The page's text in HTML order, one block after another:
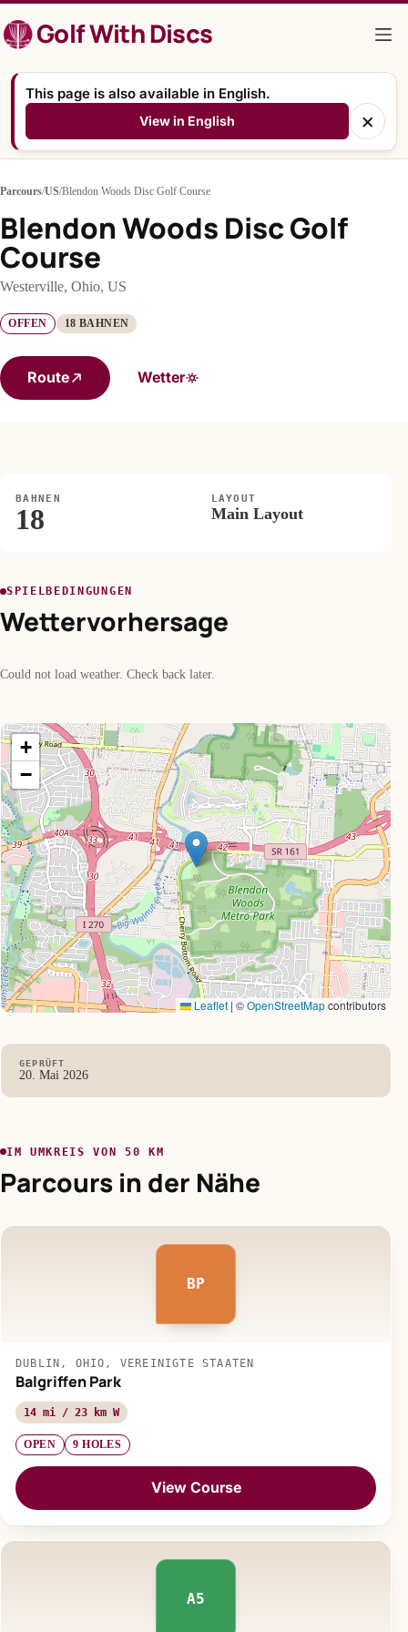
Inhalt
springenGolf With Discs
This page is also available in English.
View in English ×
Parcours/US/Blendon Woods Disc Golf Course
Blendon Woods Disc Golf
Course
Westerville, Ohio, US
OFFEN 18 BAHNEN
Route Wetter
BAHNEN
18
LAYOUT
Main Layout
SPIELBEDINGUNGEN
Wettervorhersage
Could not load weather. Check back later.
+
−
Leaflet | ©OpenStreetMapcontributors
GEPRÜFT
20. Mai 2026
IM UMKREIS VON 50 KM
Parcours in der Nähe
BP
DUBLIN, OHIO, VEREINIGTE STAATEN
Balgriffen Park
14 mi / 23 km W
OPEN 9 HOLES
View Course
A5